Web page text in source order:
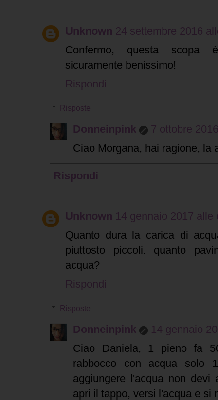
Unknown 24 settembre 2016
Confermo, questa scopa
sicuramente benissimo!
Rispondi
Risposte
Donneinpink
7 ottobre
Ciao Morgana, hai ragione, la
Rispondi
Unknown 14 gennaio 2017 alle
Quanto dura la carica di
piuttosto piccoli. quanto
acqua?
Rispondi
Risposte
Donneinpink
14 gennaio
Ciao Daniela, 1 pieno fa
rabbocco con acqua solo
aggiungere l'acqua non devi
apri il tappo, versi l'acqua e si